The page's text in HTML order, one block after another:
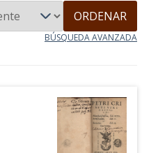
ORDENAR
BÚSQUEDA AVANZADA